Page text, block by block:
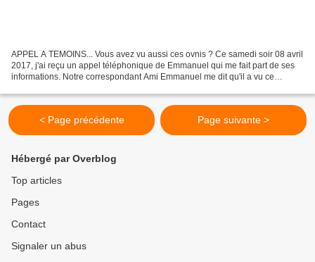
APPEL A TEMOINS... Vous avez vu aussi ces ovnis ? Ce samedi soir 08 avril
2017, j'ai reçu un appel téléphonique de Emmanuel qui me fait part de ses
informations. Notre correspondant Ami Emmanuel me dit qu'il a vu ce
< Page précédente Page suivante >
Hébergé par Overblog
Top articles
Pages
Contact
Signaler un abus